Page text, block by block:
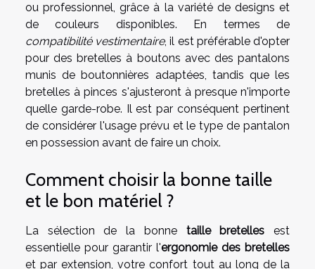
ou professionnel, grâce à la variété de designs et
de couleurs disponibles. En termes de
compatibilité vestimentaire, il est préférable d'opter
pour des bretelles à boutons avec des pantalons
munis de boutonnières adaptées, tandis que les
bretelles à pinces s'ajusteront à presque n'importe
quelle garde-robe. Il est par conséquent pertinent
de considérer l'usage prévu et le type de pantalon
en possession avant de faire un choix.
Comment choisir la bonne taille
et le bon matériel ?
La sélection de la bonne taille bretelles est
essentielle pour garantir l'ergonomie des bretelles
et par extension, votre confort tout au long de la